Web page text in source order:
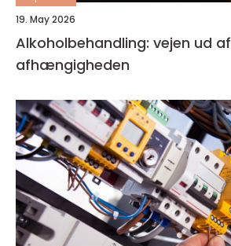
19. May 2026
Alkoholbehandling: vejen ud af
afhængigheden